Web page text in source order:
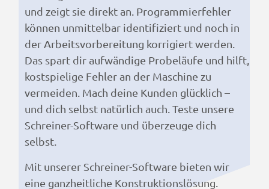
und zeigt sie direkt an. Programmierfehler
können unmittelbar identifiziert und noch in
der Arbeitsvorbereitung korrigiert werden.
Das spart dir aufwändige Probeläufe und hilft,
kostspielige Fehler an der Maschine zu
vermeiden. Mach deine Kunden glücklich –
und dich selbst natürlich auch. Teste unsere
Schreiner-Software und überzeuge dich
selbst.
Mit unserer Schreiner-Software bieten wir
eine ganzheitliche Konstruktionslösung.